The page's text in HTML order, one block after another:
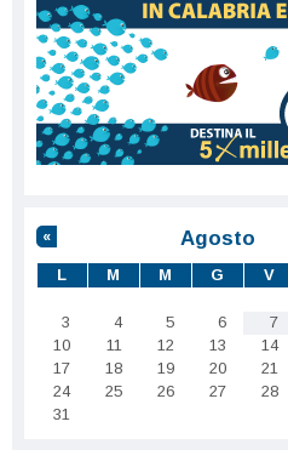
Agosto
«
L M M G V
3
4 5 6 7
10
11 12 13 14
17
18 19 20 21
24
25 26 27 28
31